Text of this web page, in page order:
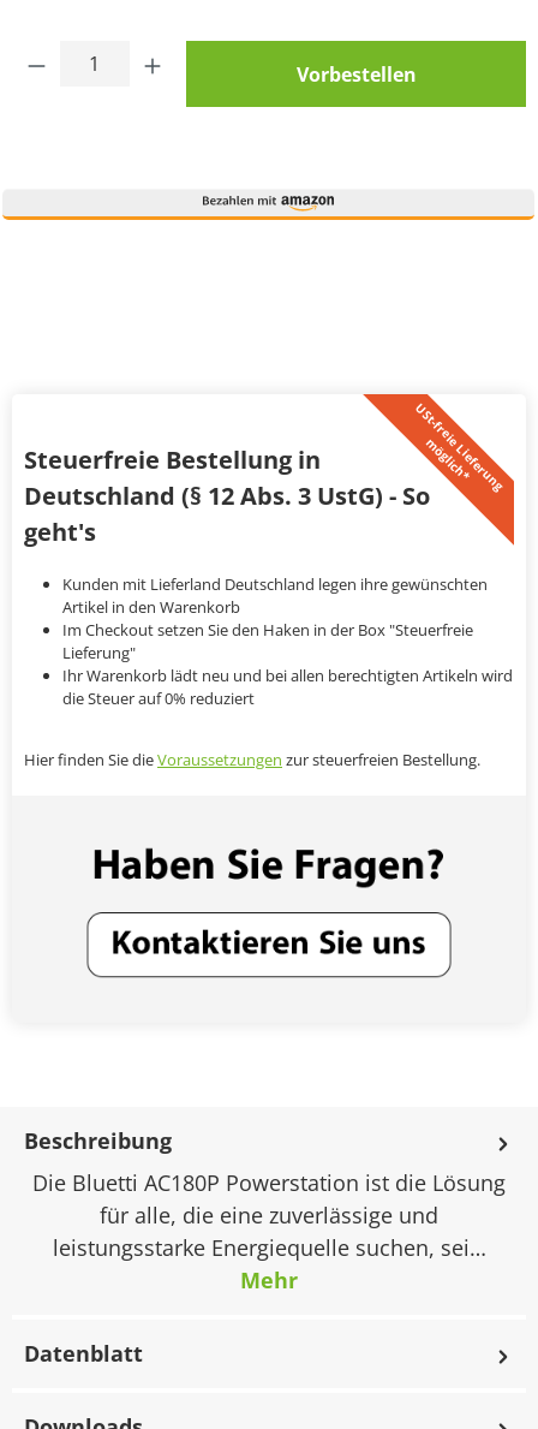
Produkt Anzahl: Gib den gewünschten
Vorbestellen
U
S
t
-
f
r
e
i
e
L
i
e
f
e
r
u
n
g
m
ö
g
l
i
c
h
*
Steuerfreie Bestellung in
Deutschland (§ 12 Abs. 3 UstG) - So
geht's
Kunden mit Lieferland Deutschland legen ihre gewünschten
Artikel in den Warenkorb
Im Checkout setzen Sie den Haken in der Box "Steuerfreie
Lieferung"
Ihr Warenkorb lädt neu und bei allen berechtigten Artikeln wird
die Steuer auf 0% reduziert
Hier finden Sie dieVoraussetzungen zur steuerfreien Bestellung.
Beschreibung
Die Bluetti AC180P Powerstation ist die Lösung
für alle, die eine zuverlässige und
leistungsstarke Energiequelle suchen, sei…
Mehr
Datenblatt